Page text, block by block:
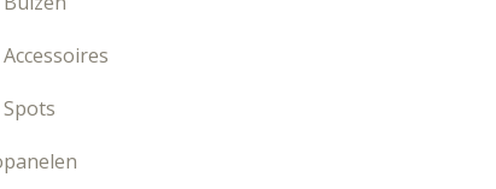
Accessoires
Spots